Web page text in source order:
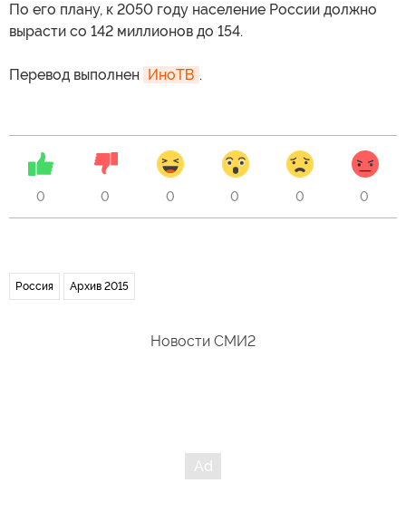
По его плану, к 2050 году население России должно
вырасти со 142 миллионов до 154.
Перевод выполнен ИноТВ .
0 0 0 0 0 0
Россия Архив 2015
Новости СМИ2